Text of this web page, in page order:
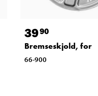
3990
Bremseskjold, for
66-900